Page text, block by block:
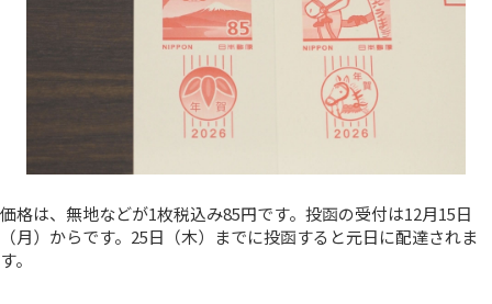
価格は、無地などが1枚税込み85円です。投函の受付は12月15日
（月）からです。25日（木）までに投函すると元日に配達されま
す。